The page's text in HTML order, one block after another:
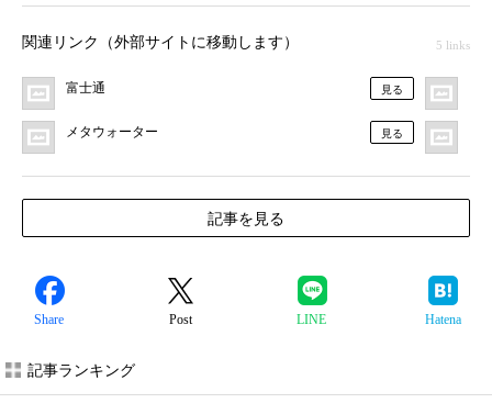
関連リンク（外部サイトに移動します） 5 links
富士通 見る
メタウォーター 見る
記事を見る
Share Post LINE Hatena
記事ランキング